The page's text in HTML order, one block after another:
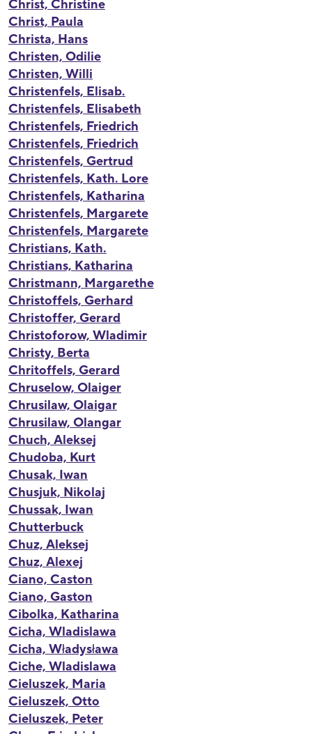
Christ, Christine
Christ, Paula
Christa, Hans
Christen, Odilie
Christen, Willi
Christenfels, Elisab.
Christenfels, Elisabeth
Christenfels, Friedrich
Christenfels, Friedrich
Christenfels, Gertrud
Christenfels, Kath. Lore
Christenfels, Katharina
Christenfels, Margarete
Christenfels, Margarete
Christians, Kath.
Christians, Katharina
Christmann, Margarethe
Christoffels, Gerhard
Christoffer, Gerard
Christoforow, Wladimir
Christy, Berta
Chritoffels, Gerard
Chruselow, Olaiger
Chrusilaw, Olaigar
Chrusilaw, Olangar
Chuch, Aleksej
Chudoba, Kurt
Chusak, Iwan
Chusjuk, Nikolaj
Chussak, Iwan
Chutterbuck
Chuz, Aleksej
Chuz, Alexej
Ciano, Caston
Ciano, Gaston
Cibolka, Katharina
Cicha, Wladislawa
Cicha, Władysława
Ciche, Wladislawa
Cieluszek, Maria
Cieluszek, Otto
Cieluszek, Peter